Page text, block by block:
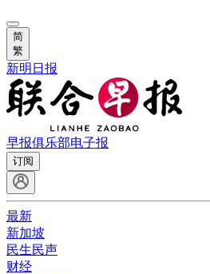
简
繁
新明日报
早报俱乐部电子报
订阅
最新
新加坡
民生民声
财经